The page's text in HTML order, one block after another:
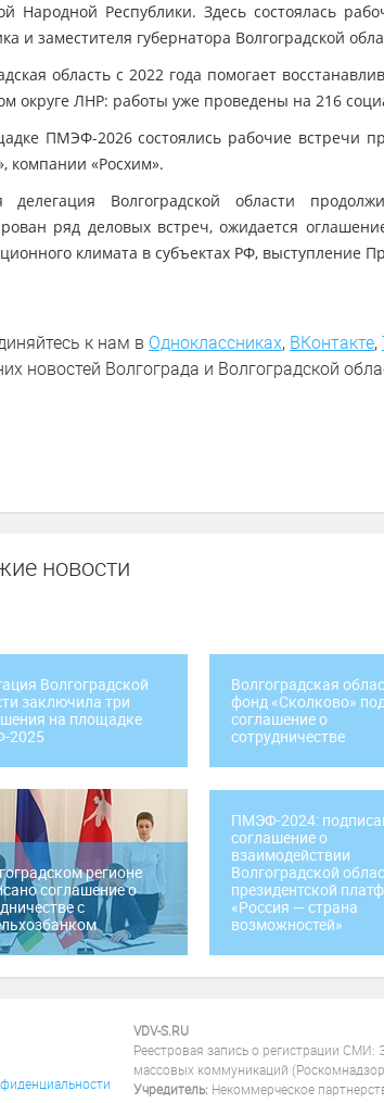
Народной Республики. Здесь состоялась
и заместителя губернатора Волгоградской
область с 2022 года помогает
округе ЛНР: работы уже проведены на 216
ПМЭФ-2026 состоялись рабочие встречи
компании «Росхим».
Волгоградской области
ряд деловых встреч, ожидается
климата в субъектах РФ, выступление
к нам в Одноклассниках, ВКонтакте,
новостей Волгограда и Волгоградской
новости
Волгоградской
заключила три
на площадке
2025
Волгоградская
фонд «Сколково»
соглашение о
сотрудничестве
регионе
соглашение о
с
ПМЭФ-2024:
соглашение о
взаимодействии
Волгоградской
президентской
«Россия — страна
возможностей»
VDV-S.RU
Реестровая запись о регистрации
массовых коммуникаций
Учредитель: Некоммерческое